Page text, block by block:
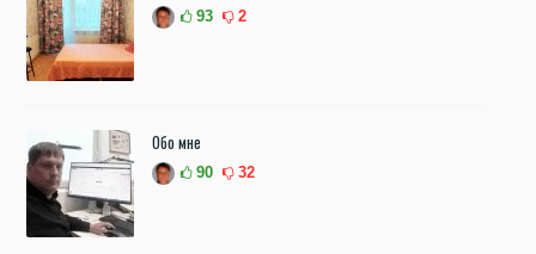
93 2
Обо мне
90 32